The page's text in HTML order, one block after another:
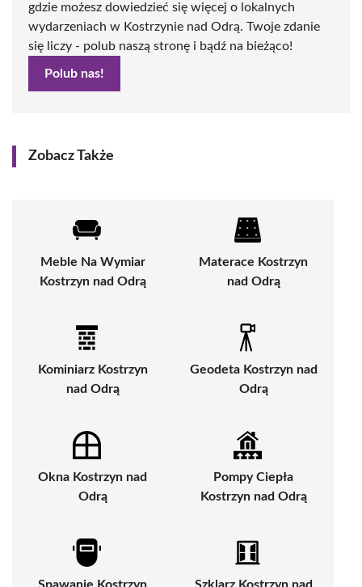
gdzie możesz dowiedzieć się więcej o lokalnych
wydarzeniach w Kostrzynie nad Odrą. Twoje zdanie
się liczy - polub naszą stronę i bądź na bieżąco!
Polub nas!
Zobacz Także
Meble Na Wymiar
Kostrzyn nad Odrą
Materace Kostrzyn
nad Odrą
Kominiarz Kostrzyn
nad Odrą
Geodeta Kostrzyn nad
Odrą
Okna Kostrzyn nad
Odrą
Pompy Ciepła
Kostrzyn nad Odrą